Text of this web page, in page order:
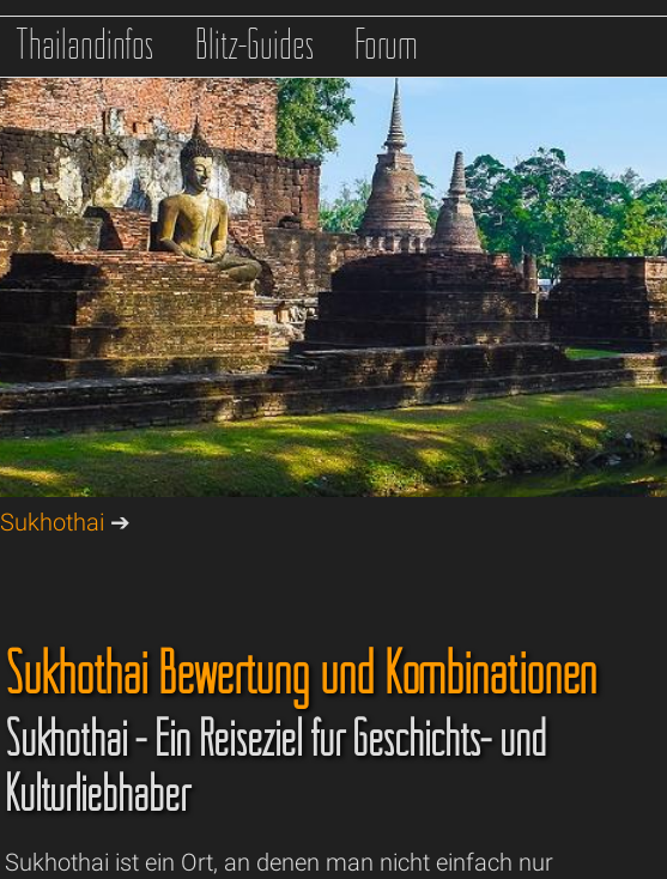
Thailandinfos Blitz-Guides Forum
Sukhothai ➔
Sukhothai Bewertung und Kombinationen
Sukhothai - Ein Reiseziel für Geschichts- und
Kulturliebhaber
Sukhothai ist ein Ort, an denen man nicht einfach nur